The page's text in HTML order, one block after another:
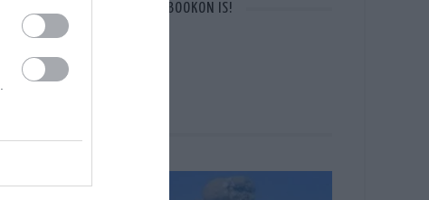
OTT VAGYUNK A FACEBOOKON IS!